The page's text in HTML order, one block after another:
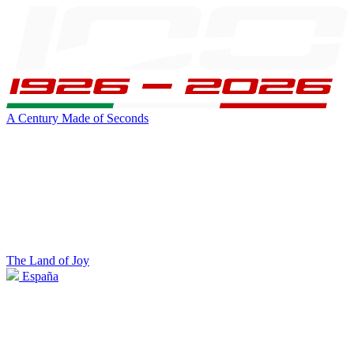
A Century Made of Seconds
The Land of Joy
España